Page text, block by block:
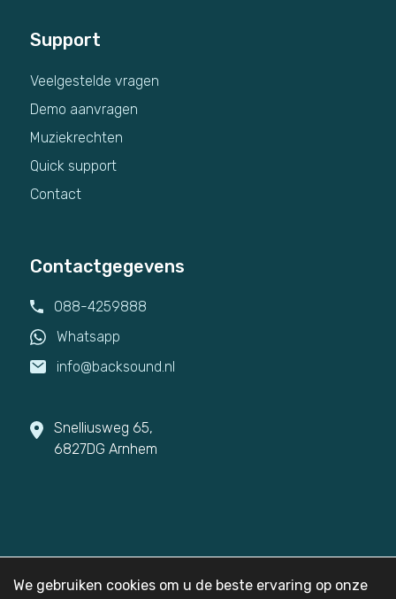
Support
Veelgestelde vragen
Demo aanvragen
Muziekrechten
Quick support
Contact
Contactgegevens
088-4259888
Whatsapp
info@backsound.nl
Snelliusweg 65,
6827DG Arnhem
© 2026Backsound
We gebruiken cookies om u de beste ervaring op onze